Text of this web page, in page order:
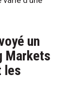
un
Markets
les